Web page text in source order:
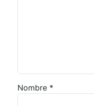
Nombre *